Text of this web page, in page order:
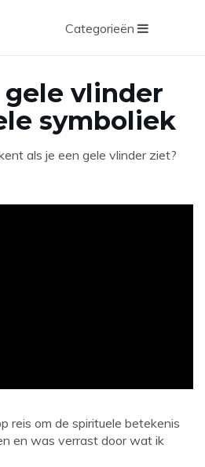
Categorieën
vlinder
symboliek
als je een gele vlinder ziet?
reis om de spirituele betekenis
en was verrast door wat ik